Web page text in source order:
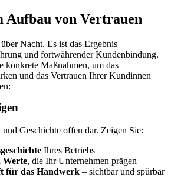
Aufbau von Vertrauen
Nacht. Es ist das Ergebnis
und fortwährender Kundenbindung.
konkrete Maßnahmen, um das
und das Vertrauen Ihrer Kundinnen
Geschichte offen dar. Zeigen Sie:
Ihres Betriebs
Werte, die Ihr Unternehmen prägen
für das Handwerk – sichtbar und spürbar